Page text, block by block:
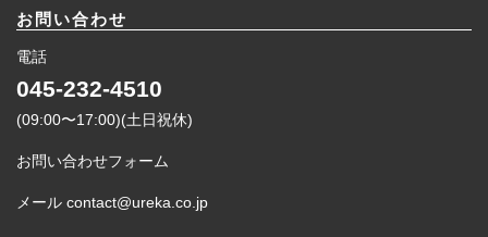
お問い合わせ
電話
045-232-4510
(09:00〜17:00)(土日祝休)
お問い合わせフォーム
メール contact@ureka.co.jp